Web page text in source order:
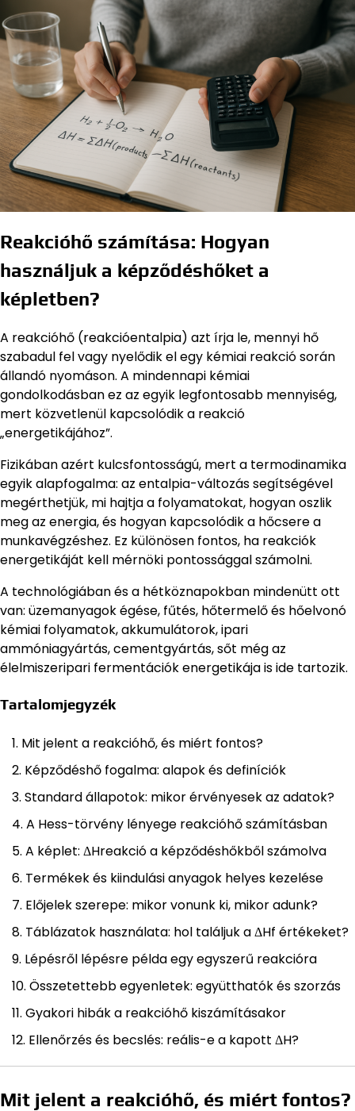
Reakcióhő számítása: Hogyan
használjuk a képződéshőket a
képletben?
A reakcióhő (reakcióentalpia) azt írja le, mennyi hő
szabadul fel vagy nyelődik el egy kémiai reakció során
állandó nyomáson. A mindennapi kémiai
gondolkodásban ez az egyik legfontosabb mennyiség,
mert közvetlenül kapcsolódik a reakció
„energetikájához”.
Fizikában azért kulcsfontosságú, mert a termodinamika
egyik alapfogalma: az entalpia-változás segítségével
megérthetjük, mi hajtja a folyamatokat, hogyan oszlik
meg az energia, és hogyan kapcsolódik a hőcsere a
munkavégzéshez. Ez különösen fontos, ha reakciók
energetikáját kell mérnöki pontossággal számolni.
A technológiában és a hétköznapokban mindenütt ott
van: üzemanyagok égése, fűtés, hőtermelő és hőelvonó
kémiai folyamatok, akkumulátorok, ipari
ammóniagyártás, cementgyártás, sőt még az
élelmiszeripari fermentációk energetikája is ide tartozik.
Tartalomjegyzék
Mit jelent a reakcióhő, és miért fontos?
Képződéshő fogalma: alapok és definíciók
Standard állapotok: mikor érvényesek az adatok?
A Hess-törvény lényege reakcióhő számításban
A képlet: ΔHreakció a képződéshőkből számolva
Termékek és kiindulási anyagok helyes kezelése
Előjelek szerepe: mikor vonunk ki, mikor adunk?
Táblázatok használata: hol találjuk a ΔHf értékeket?
Lépésről lépésre példa egy egyszerű reakcióra
Összetettebb egyenletek: együtthatók és szorzás
Gyakori hibák a reakcióhő kiszámításakor
Ellenőrzés és becslés: reális-e a kapott ΔH?
Mit jelent a reakcióhő, és miért fontos?